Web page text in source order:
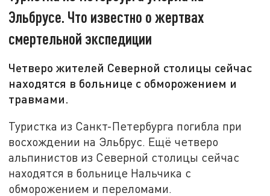
Эльбрусе. Что известно о жертвах
смертельной экспедиции
Четверо жителей Северной столицы сейчас
находятся в больнице с обморожением и
травмами.
Туристка из Санкт-Петербурга погибла при
восхождении на Эльбрус. Ещё четверо
альпинистов из Северной столицы сейчас
находятся в больнице Нальчика с
обморожением и переломами.